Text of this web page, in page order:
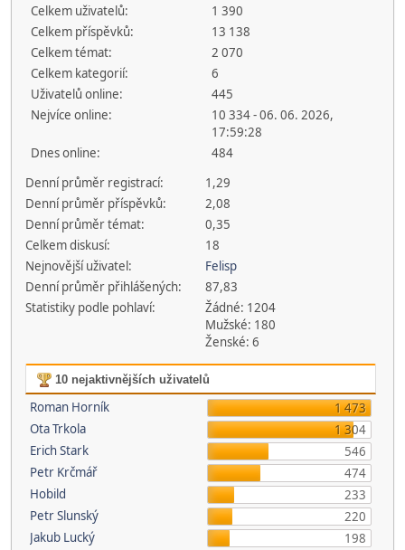
Celkem uživatelů:
1 390
Celkem příspěvků:
13 138
Celkem témat:
2 070
Celkem kategorií:
6
Uživatelů online:
445
Nejvíce online:
10 334 - 06. 06. 2026,
17:59:28
Dnes online:
484
Denní průměr registrací:
1,29
Denní průměr příspěvků:
2,08
Denní průměr témat:
0,35
Celkem diskusí:
18
Nejnovější uživatel:
Felisp
Denní průměr přihlášených:
87,83
Statistiky podle pohlaví:
Žádné: 1204
Mužské: 180
Ženské: 6
10 nejaktivnějších uživatelů
Roman Horník
1 473
Ota Trkola
1 304
Erich Stark
546
Petr Krčmář
474
Hobild
233
Petr Slunský
220
Jakub Lucký
198